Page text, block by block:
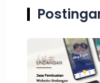
Aceh